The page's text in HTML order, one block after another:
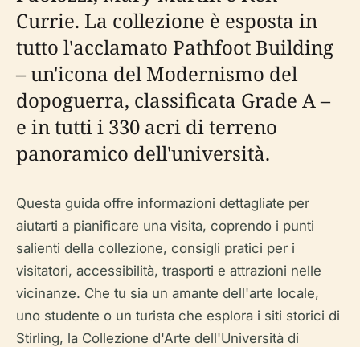
Currie. La collezione è esposta in
tutto l'acclamato Pathfoot Building
– un'icona del Modernismo del
dopoguerra, classificata Grade A –
e in tutti i 330 acri di terreno
panoramico dell'università.
Questa guida offre informazioni dettagliate per
aiutarti a pianificare una visita, coprendo i punti
salienti della collezione, consigli pratici per i
visitatori, accessibilità, trasporti e attrazioni nelle
vicinanze. Che tu sia un amante dell'arte locale,
uno studente o un turista che esplora i siti storici di
Stirling, la Collezione d'Arte dell'Università di